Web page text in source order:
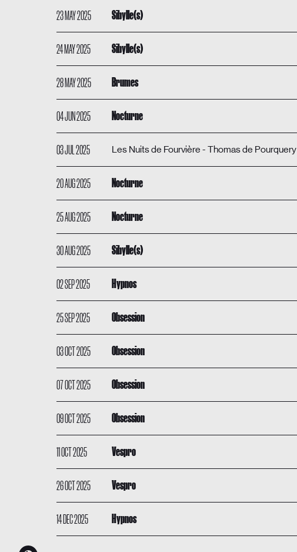
23 MAY 2025 Sibylle(s)
24 MAY 2025 Sibylle(s)
28 MAY 2025 Brumes
04 JUN 2025 Nocturne
03 JUL 2025 Les Nuits de Fourvière - Thomas de Pourquery
20 AUG 2025 Nocturne
25 AUG 2025 Nocturne
30 AUG 2025 Sibylle(s)
02 SEP 2025 Hypnos
25 SEP 2025 Obsession
03 OCT 2025 Obsession
07 OCT 2025 Obsession
09 OCT 2025 Obsession
11 OCT 2025 Vespro
26 OCT 2025 Vespro
14 DEC 2025 Hypnos